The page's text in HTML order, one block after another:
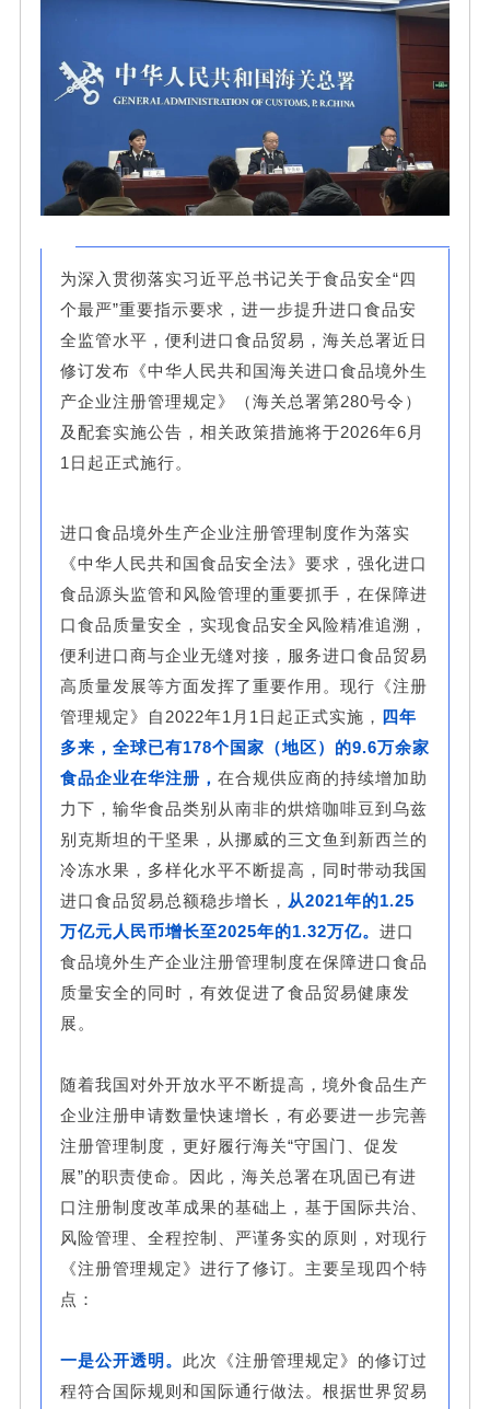
为深入贯彻落实习近平总书记关于食品安全“四
个最严”重要指示要求，进一步提升进口食品安
全监管水平，便利进口食品贸易，海关总署近日
修订发布《中华人民共和国海关进口食品境外生
产企业注册管理规定》（海关总署第280号令）
及配套实施公告，相关政策措施将于2026年6月
1日起正式施行。
进口食品境外生产企业注册管理制度作为落实
《中华人民共和国食品安全法》要求，强化进口
食品源头监管和风险管理的重要抓手，在保障进
口食品质量安全，实现食品安全风险精准追溯，
便利进口商与企业无缝对接，服务进口食品贸易
高质量发展等方面发挥了重要作用。现行《注册
管理规定》自2022年1月1日起正式实施， 四年
多来，全球已有178个国家（地区）的9.6万余家
食品企业在华注册， 在合规供应商的持续增加助
力下，输华食品类别从南非的烘焙咖啡豆到乌兹
别克斯坦的干坚果，从挪威的三文鱼到新西兰的
冷冻水果，多样化水平不断提高，同时带动我国
进口食品贸易总额稳步增长， 从2021年的1.25
万亿元人民币增长至2025年的1.32万亿。 进口
食品境外生产企业注册管理制度在保障进口食品
质量安全的同时，有效促进了食品贸易健康发
展。
随着我国对外开放水平不断提高，境外食品生产
企业注册申请数量快速增长，有必要进一步完善
注册管理制度，更好履行海关“守国门、促发
展”的职责使命。因此，海关总署在巩固已有进
口注册制度改革成果的基础上，基于国际共治、
风险管理、全程控制、严谨务实的原则，对现行
《注册管理规定》进行了修订。主要呈现四个特
点：
一是公开透明。 此次《注册管理规定》的修订过
程符合国际规则和国际通行做法。根据世界贸易